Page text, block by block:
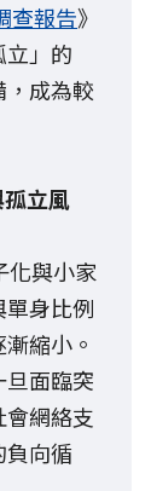
查報告》
」的
成為較
立風
化與小家
身比例
縮小。
面臨突
網絡支
向循